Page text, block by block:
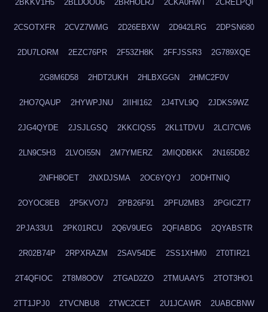
2BKKV1H5 2BLDOOU6 2BRHOLRJ 2CKA0HWT 2CRELPQI
2CSOTXFR 2CVZ7WMG 2D26EBXW 2D942LRG 2DPSN680
2DU7LORM 2EZC76PR 2F53ZH8K 2FFJSSR3 2G789XQE
2G8M6D58 2HDT2UKH 2HLBXGGN 2HMC2F0V
2HO7QAUP 2HYWPJNU 2IIHI162 2J4TVL9Q 2JDKS9WZ
2JG4QYDE 2JSJLGSQ 2KKCIQS5 2KL1TDVU 2LCI7CW6
2LN9C5H3 2LVOI55N 2M7YMERZ 2MIQDBKK 2N165DB2
2NFH8OET 2NXDJSMA 2OC6YQYJ 2ODHTNIQ
2OYOC8EB 2P5KVO7J 2PB26F91 2PFU2MB3 2PGICZT7
2PJA33U1 2PK01RCU 2Q6V9UEG 2QFIABDG 2QYABSTR
2R02B74P 2RPXRAZM 2SAV54DE 2SS1XHM0 2T0TIR21
2T4QFIOC 2T8M8OOV 2TGAD2ZO 2TMUAAY5 2TOT3HO1
2TT1JPJ0 2TVCNBU8 2TWC2CET 2U1JCAWR 2UABCBNW